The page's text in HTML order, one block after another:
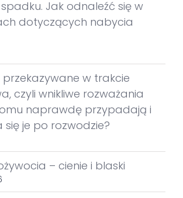
Jak odnaleźć się w
dotyczących nabycia
przekazywane w trakcie
czyli wnikliwe rozważania
naprawdę przypadają i
się je po rozwodzie?
– cienie i blaski